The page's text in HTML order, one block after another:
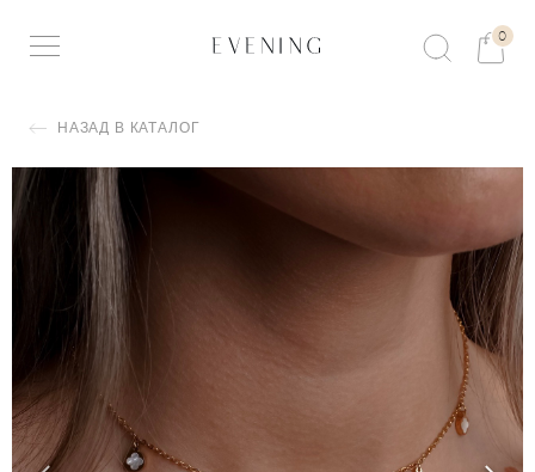
0
НАЗАД В КАТАЛОГ